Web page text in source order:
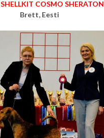
SHELLKIT COSMO SHERATON
Brett, Eesti